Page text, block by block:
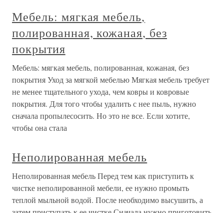
Мебель: мягкая мебель,
полированная, кожаная, без
покрытия
Мебель: мягкая мебель, полированная, кожаная, без
покрытия Уход за мягкой мебелью Мягкая мебель требует
не менее тщательного ухода, чем ковры и ковровые
покрытия. Для того чтобы удалить с нее пыль, нужно
сначала пропылесосить. Но это не все. Если хотите,
чтобы она стала
Неполированная мебель
Неполированная мебель Перед тем как приступить к
чистке неполированной мебели, ее нужно промыть
теплой мыльной водой. После необходимо высушить, а